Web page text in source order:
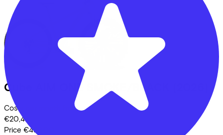
Cube AIM ONE SMOKE/BLACK
Costs per month from
€20,43
Price €499,00